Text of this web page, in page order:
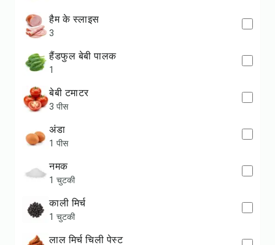
हैम के स्लाइस
3
हैंडफुल बेबी पालक
1
बेबी टमाटर
3 पीस
अंडा
1 पीस
नमक
1 चुटकी
काली मिर्च
1 चुटकी
लाल मिर्च चिली पेस्ट